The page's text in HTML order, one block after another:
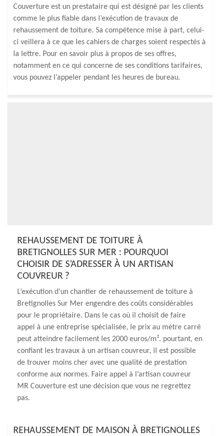
Couverture est un prestataire qui est désigné par les clients
comme le plus fiable dans l’exécution de travaux de
rehaussement de toiture. Sa compétence mise à part, celui-
ci veillera à ce que les cahiers de charges soient respectés à
la lettre. Pour en savoir plus à propos de ses offres,
notamment en ce qui concerne de ses conditions tarifaires,
vous pouvez l’appeler pendant les heures de bureau.
REHAUSSEMENT DE TOITURE À
BRETIGNOLLES SUR MER : POURQUOI
CHOISIR DE S’ADRESSER À UN ARTISAN
COUVREUR ?
L’exécution d’un chantier de rehaussement de toiture à
Bretignolles Sur Mer engendre des coûts considérables
pour le propriétaire. Dans le cas où il choisit de faire
appel à une entreprise spécialisée, le prix au mètre carré
peut atteindre facilement les 2000 euros/m². pourtant, en
confiant les travaux à un artisan couvreur, il est possible
de trouver moins cher avec une qualité de prestation
conforme aux normes. Faire appel à l’artisan couvreur
MR Couverture est une décision que vous ne regrettez
pas.
REHAUSSEMENT DE MAISON À BRETIGNOLLES